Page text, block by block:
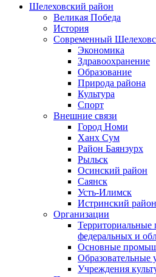
Шелеховский район
Великая Победа
История
Современный
Экономика
Здравоохранение
Образование
Природа района
Культура
Спорт
Внешние связи
Город Номи
Ханх Сум
Район Баянзурх
Рыльск
Осинский район
Саянск
Усть-Илимск
Истринский район
Организации
Территориальные
федеральных и
Основные
Образовательные
Учреждения